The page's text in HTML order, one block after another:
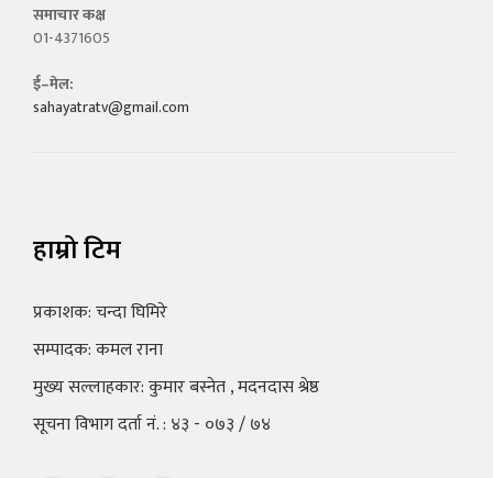
समाचार कक्ष
01-4371605
ई–मेल:
sahayatratv@gmail.com
हाम्रो टिम
प्रकाशक: चन्दा घिमिरे
सम्पादक: कमल राना
मुख्य सल्लाहकार: कुमार बस्नेत , मदनदास श्रेष्ठ
सूचना विभाग दर्ता नं. : ४३ - ०७३ / ७४